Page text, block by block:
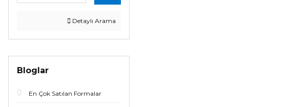
Detaylı Arama
Bloglar
En Çok Satılan Formalar